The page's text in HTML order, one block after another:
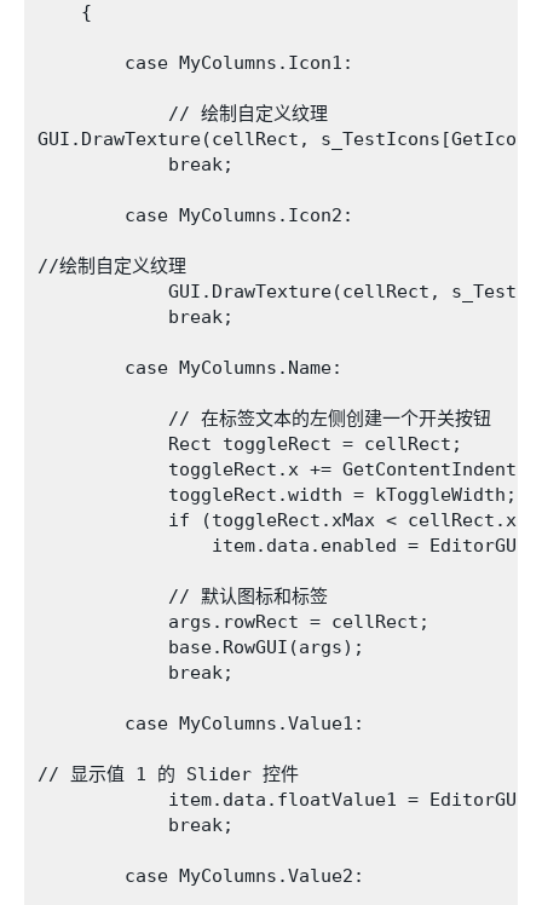
    {
        case MyColumns.Icon1:
            // 绘制自定义纹理
GUI.DrawTexture(cellRect,
            break;
        case MyColumns.Icon2:
//绘制自定义纹理
GUI.DrawTexture(cellRect,
            break;
        case MyColumns.Name:
            // 在标签文本的左侧创建一个开关按钮
            Rect toggleRect = cellRect;
toggleRect.x +=
            toggleRect.width = kToggleWidth;
if (toggleRect.xMax <
item.data.enabled =
            // 默认图标和标签
            args.rowRect = cellRect;
            base.RowGUI(args);
            break;
        case MyColumns.Value1:
// 显示值 1 的 Slider 控件
item.data.floatValue1 =
            break;
        case MyColumns.Value2: